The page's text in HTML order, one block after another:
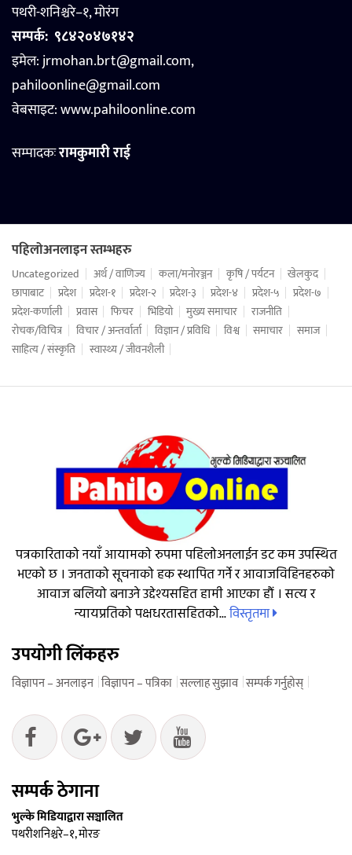
पथरी-शनिश्चरे–१, मोरंग
सम्पर्क: ९८४२०४७१४२
इमेल: jrmohan.brt@gmail.com,
pahiloonline@gmail.com
वेबसाइट:www.pahiloonline.com
सम्पादकःरामकुमारी राई
पहिलोअनलाइन स्तम्भहरु
Uncategorized अर्थ / वाणिज्य कला/मनोरञ्जन कृषि / पर्यटन
खेलकुद
छापाबाट
प्रदेश प्रदेश-१ प्रदेश-२ प्रदेश-३ प्रदेश-४ प्रदेश-५
प्रदेश-७
प्रदेश-कर्णाली
प्रवास फिचर भिडियो मुख्य समाचार
राजनीति
रोचक/विचित्र
विचार / अन्तर्वार्ता विज्ञान / प्रविधि विश्व समाचार
समाज
साहित्य / संस्कृति
स्वास्थ्य / जीवनशैली
पत्रकारिताको नयाँ आयामको रुपमा पहिलोअनलाईन डट कम उपस्थित
भएको छ । जनताको सूचनाको हक स्थापित गर्ने र आवाजविहिनहरुको
आवाज बलियो बनाउने उद्देश्यसहित हामी आएका हौं । सत्य र
न्यायप्रतिको पक्षधरतासहितको...विस्तृतमा
उपयोगी लिंकहरु
विज्ञापन – अनलाइन विज्ञापन – पत्रिका सल्लाह सुझाव सम्पर्क गर्नुहोस्
सम्पर्क ठेगाना
भुल्के मिडियाद्वारा सञ्चालित
पथरीशनिश्चरे–१, मोरङ